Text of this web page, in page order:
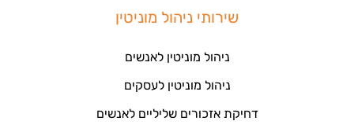
שירותי ניהול מוניטין
ניהול מוניטין לאנשים
ניהול מוניטין לעסקים
דחיקת אזכורים שליליים לאנשים